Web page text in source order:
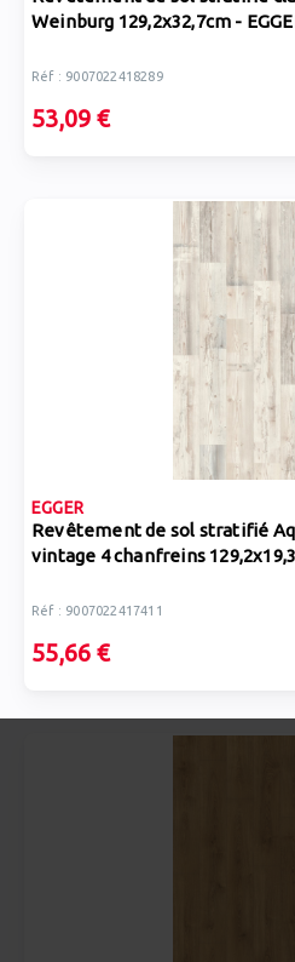
Weinburg 129,2x32,7cm -
Réf : 9007022418289
53,09 €
EGGER
Revêtement de sol stratifié
vintage 4 chanfreins
Réf : 9007022417411
55,66 €